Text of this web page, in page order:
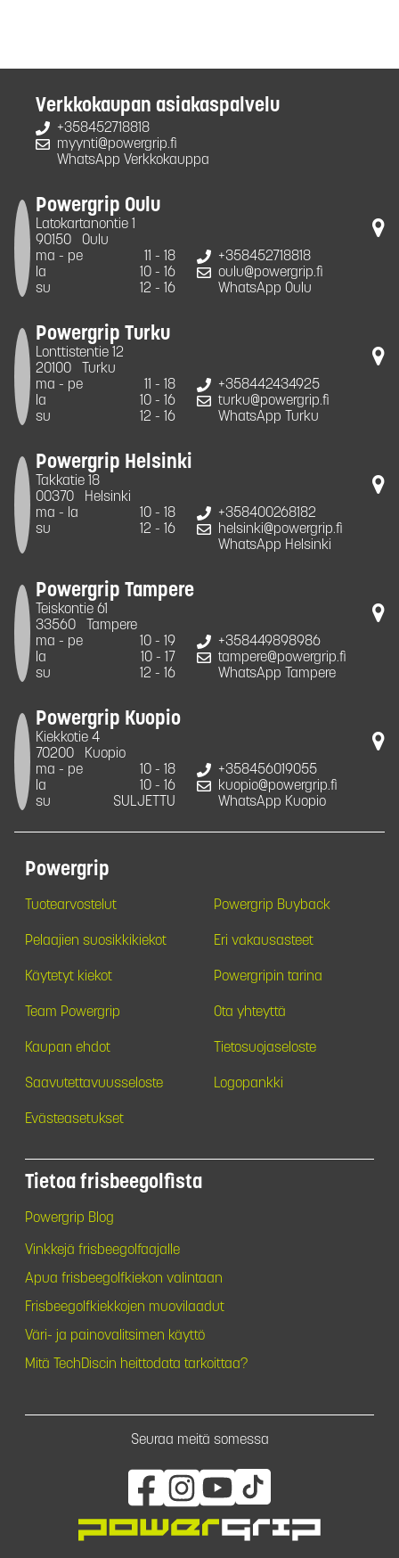
Verkkokaupan asiakaspalvelu
+358452718818
myynti@powergrip.fi
WhatsApp Verkkokauppa
Powergrip Oulu
Latokartanontie 1
90150
Oulu
ma - pe
11 - 18
la
10 - 16
su
12 - 16
+358452718818
oulu@powergrip.fi
WhatsApp Oulu
Powergrip Turku
Lonttistentie 12
20100
Turku
ma - pe
11 - 18
la
10 - 16
su
12 - 16
+358442434925
turku@powergrip.fi
WhatsApp Turku
Powergrip Helsinki
Takkatie 18
00370
Helsinki
ma - la
10 - 18
su
12 - 16
+358400268182
helsinki@powergrip.fi
WhatsApp Helsinki
Powergrip Tampere
Teiskontie 61
33560
Tampere
ma - pe
10 - 19
la
10 - 17
su
12 - 16
+358449898986
tampere@powergrip.fi
WhatsApp Tampere
Powergrip Kuopio
Kiekkotie 4
70200
Kuopio
ma - pe
10 - 18
la
10 - 16
su
SULJETTU
+358456019055
kuopio@powergrip.fi
WhatsApp Kuopio
Powergrip
Tuotearvostelut Powergrip Buyback
Pelaajien suosikkikiekot Eri vakausasteet
Käytetyt kiekot Powergripin tarina
Team Powergrip Ota yhteyttä
Kaupan ehdot Tietosuojaseloste
Saavutettavuusseloste Logopankki
Evästeasetukset
Tietoa frisbeegolfista
Powergrip Blog
Vinkkejä frisbeegolfaajalle
Apua frisbeegolfkiekon valintaan
Frisbeegolfkiekkojen muovilaadut
Väri- ja painovalitsimen käyttö
Mitä TechDiscin heittodata tarkoittaa?
Seuraa meitä somessa